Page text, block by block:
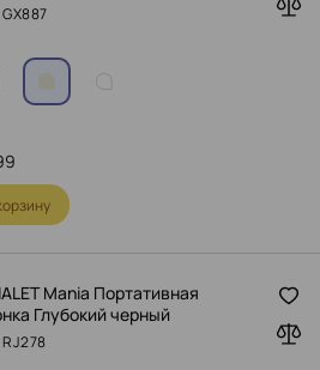
Mania Портативная
Глубокий черный